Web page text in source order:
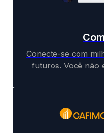
Conecte-se com
futuros. Você não